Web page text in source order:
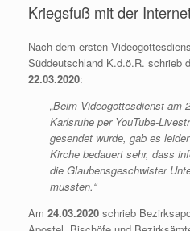
Kriegsfuß mit der
Nach dem ersten
Süddeutschland K.d.ö.R. schrieb
22.03.2020:
„Beim Videogottesdienst am
Karlsruhe per YouTube-
gesendet wurde, gab es leider
Kirche bedauert sehr, dass
die Glaubensgeschwister
mussten.“
Am 24.03.2020 schrieb